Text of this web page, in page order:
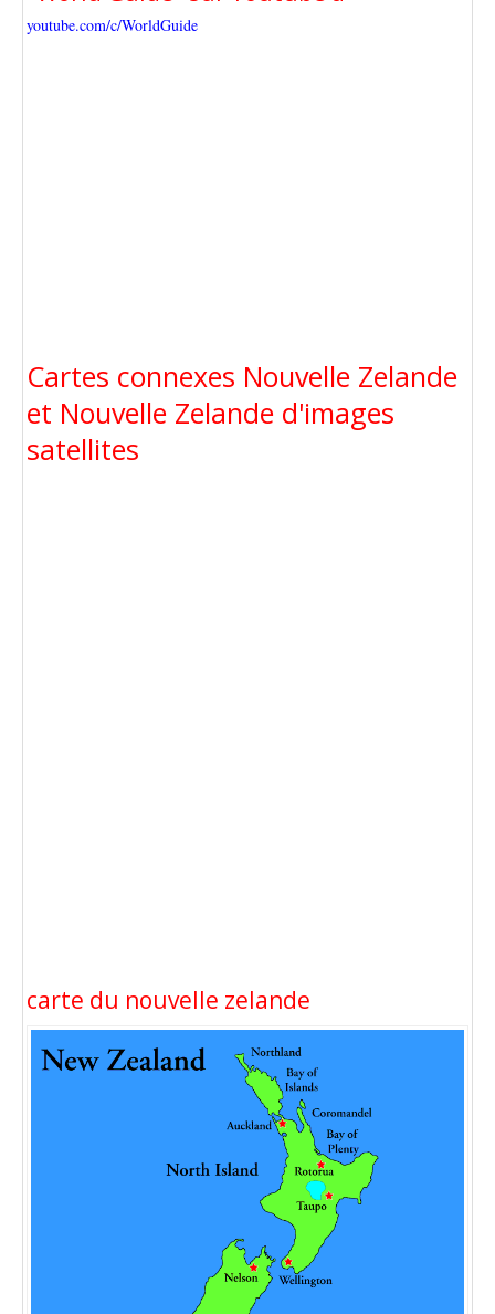
youtube.com/c/WorldGuide
Cartes connexes Nouvelle Zelande
et Nouvelle Zelande d'images
satellites
carte du nouvelle zelande